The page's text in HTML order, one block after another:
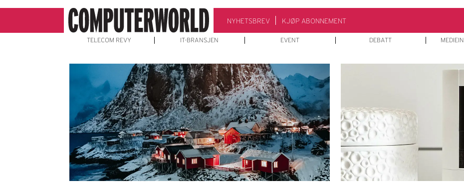
NYHETSBREV KJØP ABONNEMENT
TELECOM REVY IT-BRANSJEN EVENT DEBATT